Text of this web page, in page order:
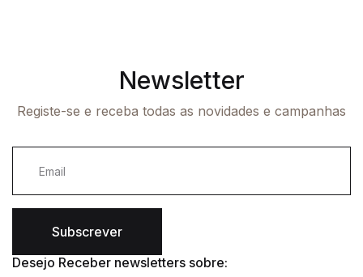
Newsletter
Registe-se e receba todas as novidades e campanhas
Subscrever
Desejo Receber newsletters sobre: